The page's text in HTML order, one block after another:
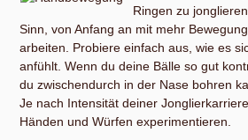
Ringen zu
Sinn, von Anfang an mit mehr
arbeiten. Probiere einfach aus, wie es
anfühlt. Wenn du deine Bälle so gut
du zwischendurch in der Nase bohren
Je nach Intensität deiner
Händen und Würfen experimentieren.